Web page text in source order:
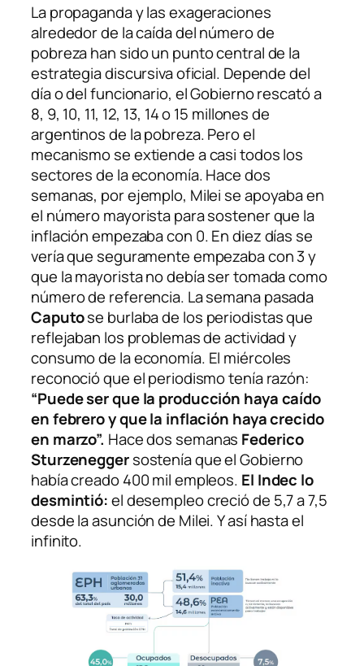
La propaganda y las exageraciones
alrededor de la caída del número de
pobreza han sido un punto central de la
estrategia discursiva oficial. Depende del
día o del funcionario, el Gobierno rescató a
8, 9, 10, 11, 12, 13, 14 o 15 millones de
argentinos de la pobreza. Pero el
mecanismo se extiende a casi todos los
sectores de la economía. Hace dos
semanas, por ejemplo, Milei se apoyaba en
el número mayorista para sostener que la
inflación empezaba con 0. En diez días se
vería que seguramente empezaba con 3 y
que la mayorista no debía ser tomada como
número de referencia. La semana pasada
Caputose burlaba de los periodistas que
reflejaban los problemas de actividad y
consumo de la economía. El miércoles
reconoció que el periodismo tenía razón:
“Puede ser que la producción haya caído
en febrero y que la inflación haya crecido
en marzo”. Hace dos semanas Federico
Sturzeneggersostenía que el Gobierno
había creado 400 mil empleos. El Indec lo
desmintió:el desempleo creció de 5,7 a 7,5
desde la asunción de Milei. Y así hasta el
infinito.